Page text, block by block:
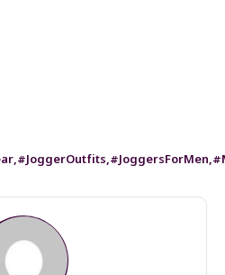
,#JoggerOutfits,#JoggersForMen,